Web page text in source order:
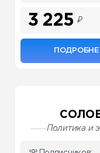
3 225 ₽
Политика и